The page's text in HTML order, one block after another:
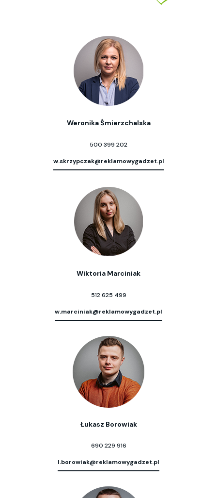
Weronika Śmierzchalska
500 399 202
w.skrzypczak@reklamowygadzet.pl
Wiktoria Marciniak
512 625 499
w.marciniak@reklamowygadzet.pl
Łukasz Borowiak
690 229 916
l.borowiak@reklamowygadzet.pl